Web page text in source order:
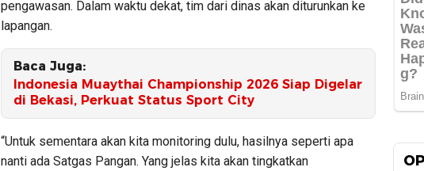
pengawasan. Dalam waktu dekat, tim dari dinas akan diturunkan ke
lapangan.
Baca Juga:
Indonesia Muaythai Championship 2026 Siap Digelar
di Bekasi, Perkuat Status Sport City
“Untuk sementara akan kita monitoring dulu, hasilnya seperti apa
nanti ada Satgas Pangan. Yang jelas kita akan tingkatkan